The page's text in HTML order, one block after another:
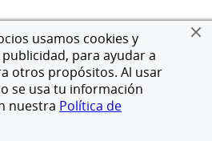
usamos cookies y
para ayudar a
otros propósitos. Al usar
se usa tu información
nuestra Política de